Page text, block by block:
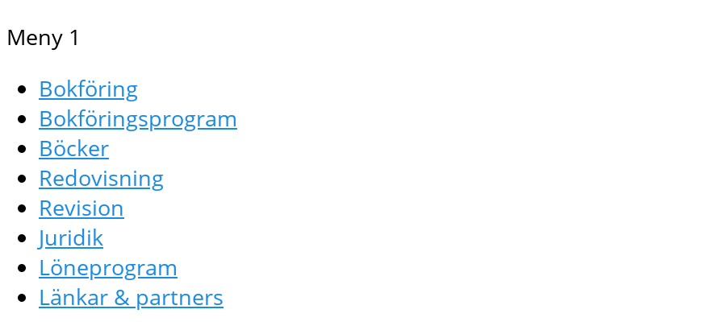
Meny 1
Bokföring
Bokföringsprogram
Böcker
Redovisning
Revision
Juridik
Löneprogram
Länkar & partners